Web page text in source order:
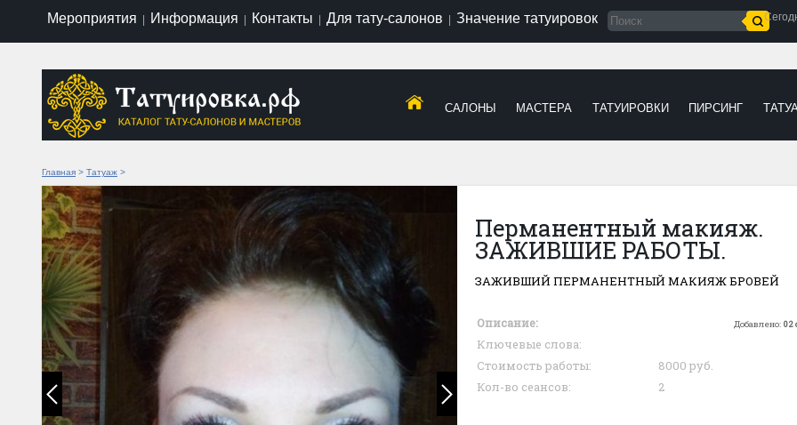
Мероприятия Информация Контакты Для тату-салонов Значение татуировок
САЛОНЫ МАСТЕРА ТАТУИРОВКИ ПИРСИНГ
Главная > Татуаж >
Перманентный макияж.
ЗАЖИВШИЕ РАБОТЫ.
ЗАЖИВШИЙ ПЕРМАНЕНТНЫЙ МАКИЯЖ БРОВЕЙ
Описание: Добавлено: 02
Ключевые слова:
Стоимость работы:
8000 руб.
Кол-во сеансов:
2